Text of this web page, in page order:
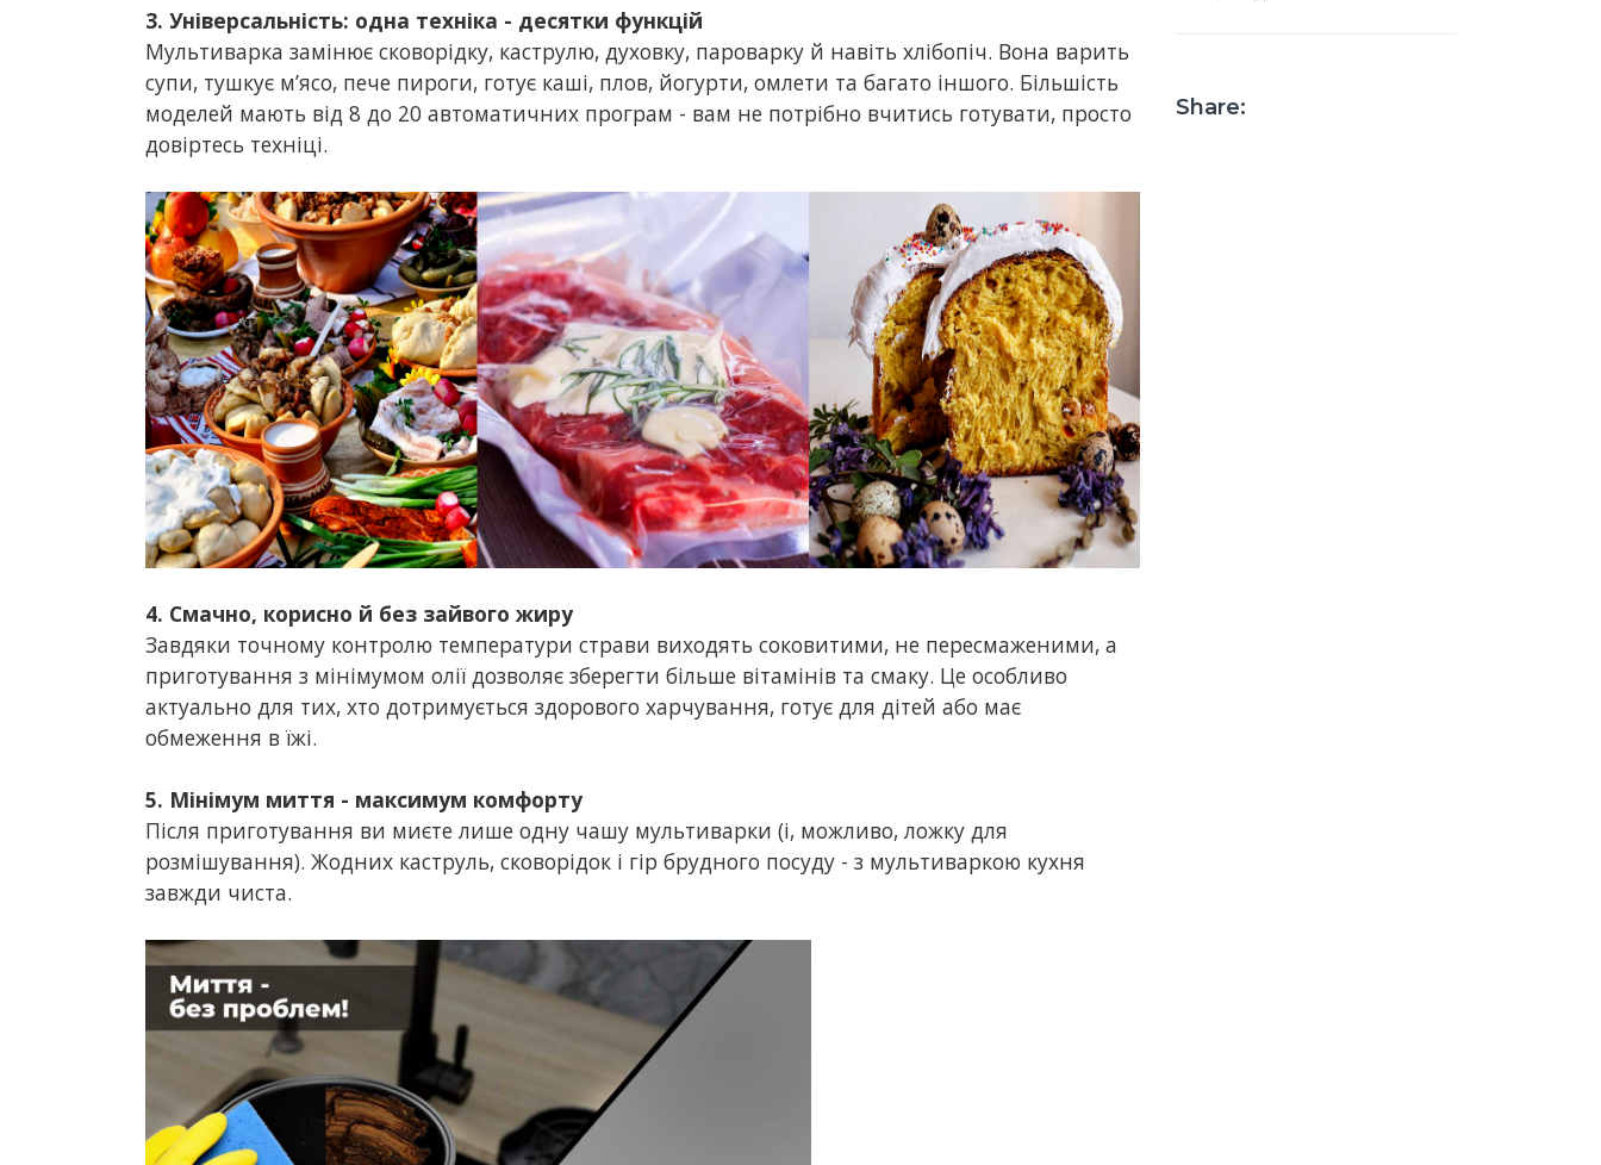
3. Універсальність: одна техніка - десятки функцій
Мультиварка замінює сковорідку, каструлю, духовку, пароварку й навіть хлібопіч. Вона варить
супи, тушкує м’ясо, пече пироги, готує каші, плов, йогурти, омлети та багато іншого. Більшість
моделей мають від 8 до 20 автоматичних програм - вам не потрібно вчитись готувати, просто
довіртесь техніці.
4. Смачно, корисно й без зайвого жиру
Завдяки точному контролю температури страви виходять соковитими, не пересмаженими, а
приготування з мінімумом олії дозволяє зберегти більше вітамінів та смаку. Це особливо
актуально для тих, хто дотримується здорового харчування, готує для дітей або має
обмеження в їжі.
5. Мінімум миття - максимум комфорту
Після приготування ви миєте лише одну чашу мультиварки (і, можливо, ложку для
розмішування). Жодних каструль, сковорідок і гір брудного посуду - з мультиваркою кухня
завжди чиста.
Share: